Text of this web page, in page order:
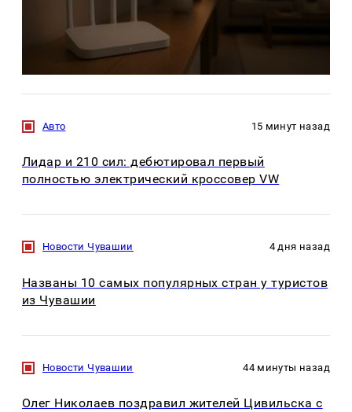
Авто 15 минут назад
Лидар и 210 сил: дебютировал первый
полностью электрический кроссовер VW
Новости Чувашии 4 дня назад
Названы 10 самых популярных стран у туристов
из Чувашии
Новости Чувашии 44 минуты назад
Олег Николаев поздравил жителей Цивильска с